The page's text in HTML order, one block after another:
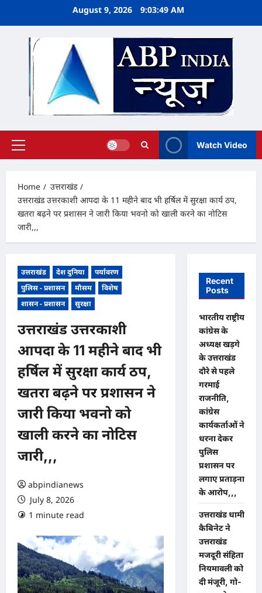
August 9, 2026 9:03:49 AM
Primary
Watch Video
Home
उत्तराखंड
उत्तराखंड उत्तरकाशी आपदा के 11 महीने बाद भी हर्षिल में सुरक्षा कार्य ठप,
खतरा बढ़ने पर प्रशासन ने जारी किया भवनो को खाली करने का नोटिस
जारी,,,
उत्तराखंड देश दुनिया
पर्यावरण
पुलिस - प्रशासन
मौसम
विशेष
शासन - प्रशासन
सुरक्षा
उत्तराखंड उत्तरकाशी
आपदा के 11 महीने बाद भी
हर्षिल में सुरक्षा कार्य ठप,
खतरा बढ़ने पर प्रशासन ने
जारी किया भवनो को
खाली करने का नोटिस
जारी,,,
abpindianews
July 8, 2026
1 minute read
Recent
Posts
भारतीय राष्ट्रीय
कांग्रेस के
अध्यक्ष खड़गे
के उत्तराखंड
दौरे से पहले
गरमाई
राजनीति,
कांग्रेस
कार्यकर्ताओं ने
धरना देकर
पुलिस
प्रशासन पर
लगाए प्रताड़ना
के आरोप,,,
उत्तराखंड धामी
कैबिनेट ने
उत्तराखंड
मजदूरी संहिता
नियमावली को
दी मंजूरी, गो-